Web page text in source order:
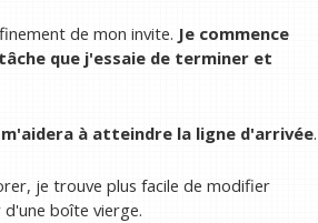
de mon invite. Je commence
que j'essaie de terminer et
à atteindre la ligne d'arrivée.
je trouve plus facile de modifier
boîte vierge.